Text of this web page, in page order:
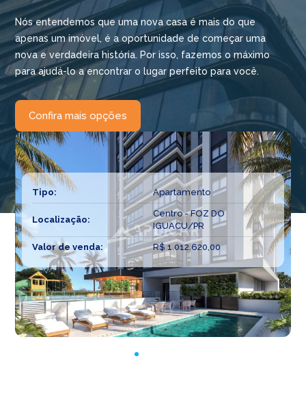
Nós entendemos que uma nova casa é mais do que
apenas um imóvel, é a oportunidade de começar uma
nova e verdadeira história. Por isso, fazemos o máximo
para ajudá-lo a encontrar o lugar perfeito para você.
Confira mais opções
Tipo: Apartamento
Localização:
Centro - FOZ DO
IGUACU/PR
Valor de venda: R$ 1.012.620,00